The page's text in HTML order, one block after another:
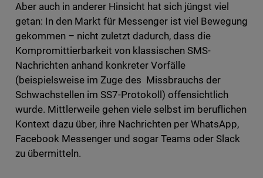
Aber auch in anderer Hinsicht hat sich jüngst viel
getan: In den Markt für Messenger ist viel Bewegung
gekommen – nicht zuletzt dadurch, dass die
Kompromittierbarkeit von klassischen SMS-
Nachrichten anhand konkreter Vorfälle
(beispielsweise im Zuge des Missbrauchs der
Schwachstellen im SS7-Protokoll) offensichtlich
wurde. Mittlerweile gehen viele selbst im beruflichen
Kontext dazu über, ihre Nachrichten per WhatsApp,
Facebook Messenger und sogar Teams oder Slack
zu übermitteln.